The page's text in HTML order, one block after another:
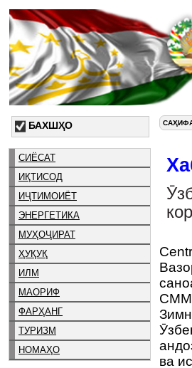
БАХШҲО
СИЁСАТ
ИҚТИСОД
ИҶТИМОИЁТ
ЭНЕРГЕТИКА
МУҲОҶИРАТ
ҲУҚУҚ
ИЛМ
МАОРИФ
ФАРҲАНГ
ТУРИЗМ
НОМАҲО
СММ
ва